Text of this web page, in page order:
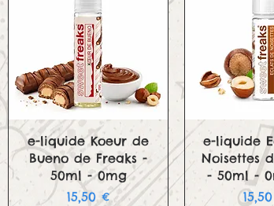
Aperçu rapide
e-liquide Koeur de
Bueno de Freaks -
50ml - 0mg
Prix
15,50 €
Aperçu
e-liquide
Noisettes
- 50ml -
Prix